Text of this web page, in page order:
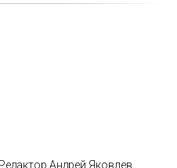
Редактор Андрей Яковлев